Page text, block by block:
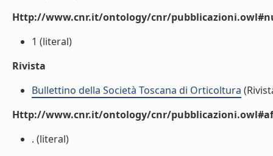
Http://www.cnr.it/ontology/cnr/
1 (literal)
Rivista
Bullettino della Società Toscana di Orticoltura
Http://www.cnr.it/ontology/cnr/
. (literal)